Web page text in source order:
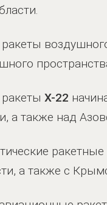
ракеты
Х-22
а также над
а также с